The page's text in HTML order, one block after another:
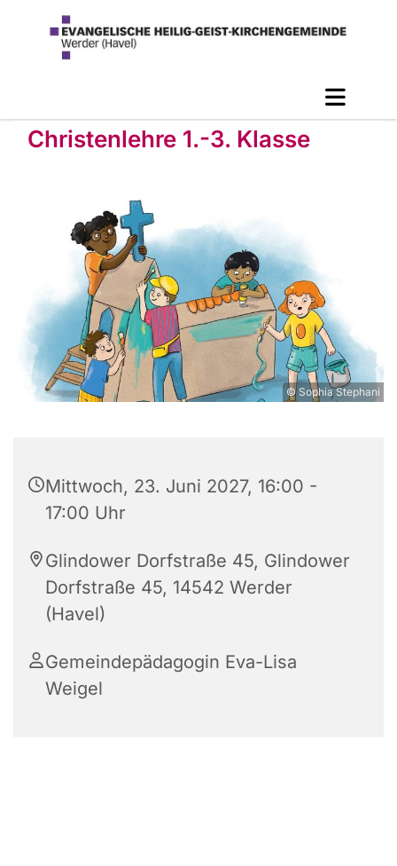
Christenlehre 1.-3. Klasse
© Sophia Stephani
Mittwoch, 23. Juni 2027, 16:00 -
17:00 Uhr
Glindower Dorfstraße 45, Glindower
Dorfstraße 45, 14542 Werder
(Havel)
Gemeindepädagogin Eva-Lisa
Weigel